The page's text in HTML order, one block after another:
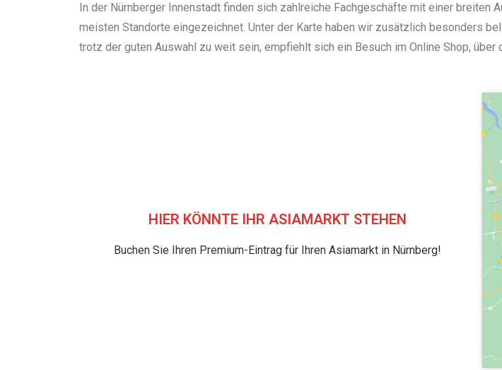
In der Nürnberger Innenstadt finden sich zahlreiche Fachgeschäfte mit einer
meisten Standorte eingezeichnet. Unter der Karte haben wir zusätzlich besonders
trotz der guten Auswahl zu weit sein, empfiehlt sich ein Besuch im Online Shop,
HIER KÖNNTE IHR ASIAMARKT STEHEN
Buchen Sie Ihren Premium-Eintrag für Ihren Asiamarkt in Nürnberg!